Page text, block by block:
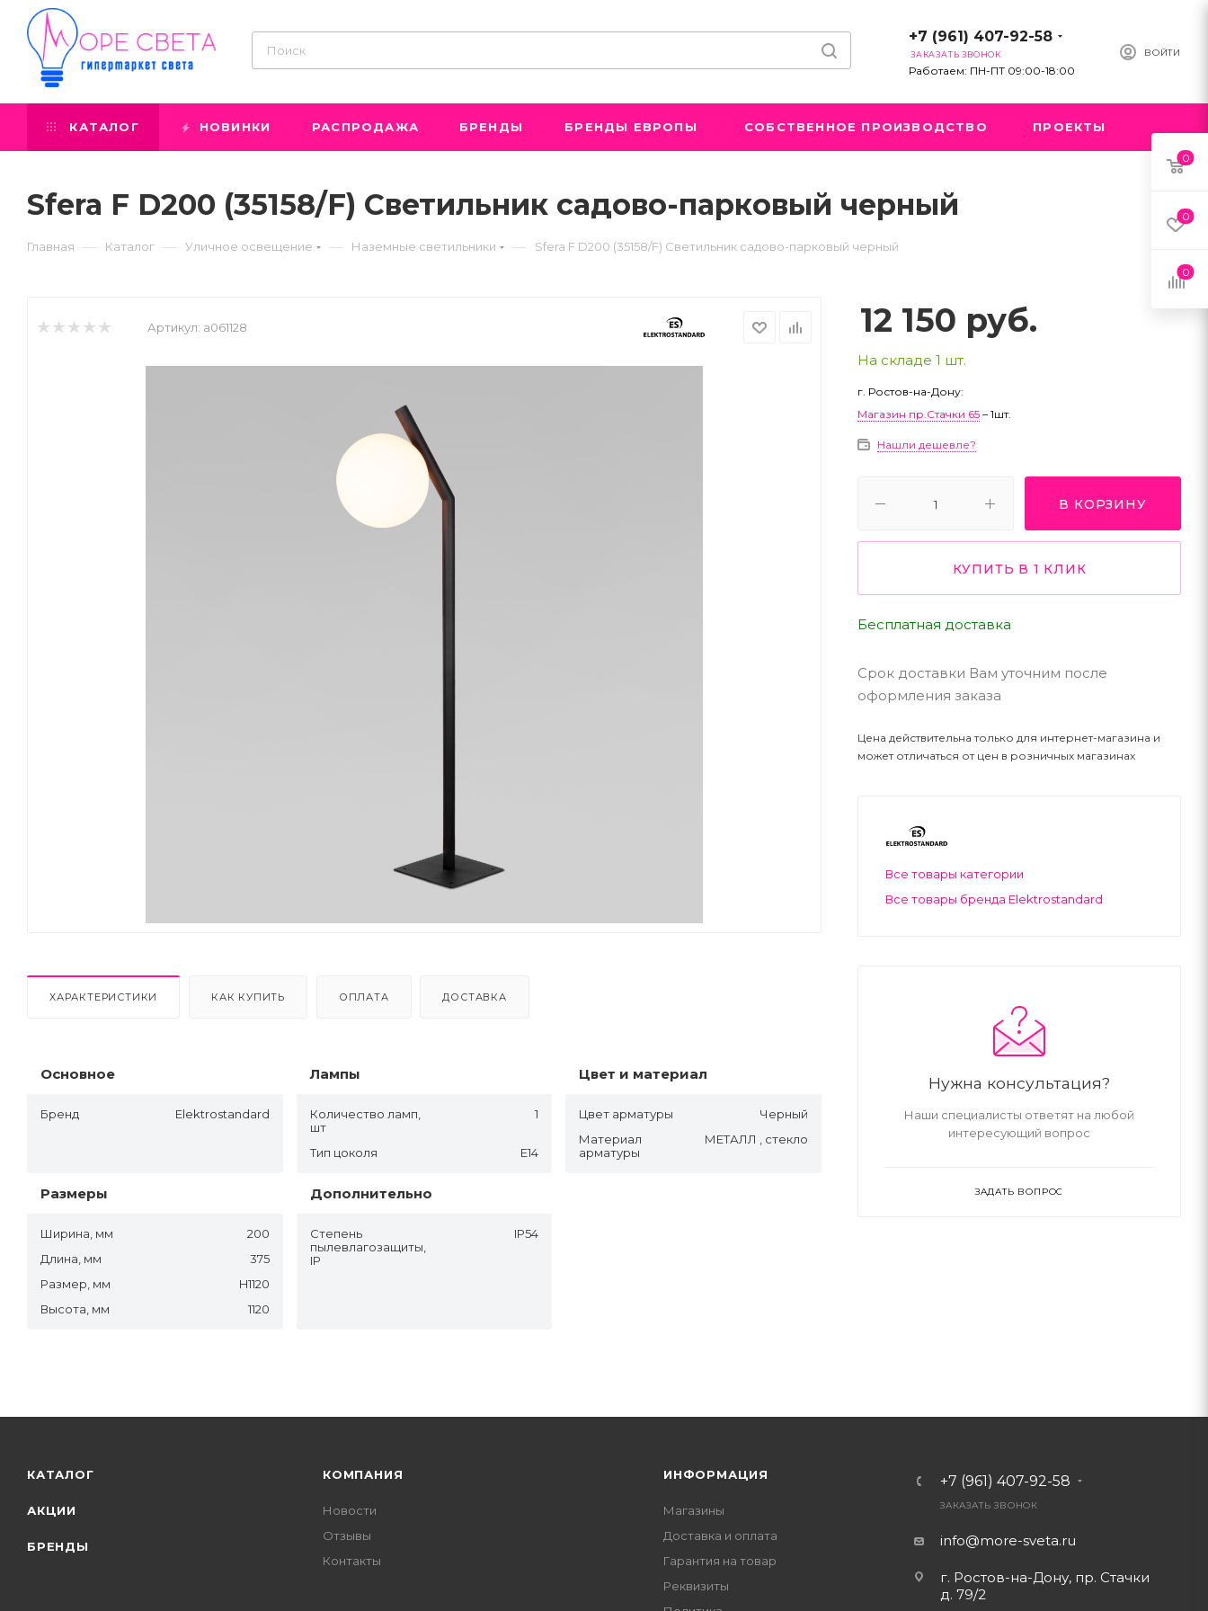
ВОЙТИ
+7 (961) 407-92-58
ЗАКАЗАТЬ ЗВОНОК
Работаем: ПН-ПТ 09:00-18:00
КАТАЛОГ НОВИНКИ РАСПРОДАЖА БРЕНДЫ БРЕНДЫ ЕВРОПЫ СОБСТВЕННОЕ ПРОИЗВОДСТВО ПРОЕКТЫ
Sfera F D200 (35158/F) Светильник садово-парковый черный
Главная — Каталог — Уличное освещение — Наземные светильники — Sfera F D200 (35158/F) Светильник садово-парковый черный
Артикул: a061128
ХАРАКТЕРИСТИКИ КАК КУПИТЬ ОПЛАТА ДОСТАВКА
Основное
Бренд Elektrostandard
Лампы
Количество ламп,
шт
1
Тип цоколя E14
Цвет и материал
Цвет арматуры
Черный
Материал
арматуры
МЕТАЛЛ , стекло
Размеры
Ширина, мм
200
Длина, мм
375
Размер, мм
H1120
Высота, мм
1120
Дополнительно
Степень
пылевлагозащиты,
IP
IP54
12 150 руб.
На складе 1 шт.
г. Ростов-на-Дону:
Магазин пр.Стачки 65 – 1шт.
Нашли дешевле?
В КОРЗИНУ
КУПИТЬ В 1 КЛИК
Бесплатная доставка
Срок доставки Вам уточним после
оформления заказа
Цена действительна только для интернет-магазина и
может отличаться от цен в розничных магазинах
Все товары категории
Все товары бренда Elektrostandard
Нужна консультация?
Наши специалисты ответят на любой
интересующий вопрос
ЗАДАТЬ ВОПРОС
КАТАЛОГ
АКЦИИ
БРЕНДЫ
КОМПАНИЯ
Новости
Отзывы
Контакты
ИНФОРМАЦИЯ
Магазины
Доставка и оплата
Гарантия на товар
Реквизиты
+7 (961) 407-92-58
ЗАКАЗАТЬ ЗВОНОК
info@more-sveta.ru
г. Ростов-на-Дону, пр. Стачки
д. 79/2
0
0
0